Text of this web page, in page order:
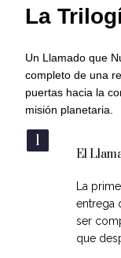
La
Un Llamado que
completo de una
puertas hacia la
misión planetaria.
1
El
La
entrega
ser
que